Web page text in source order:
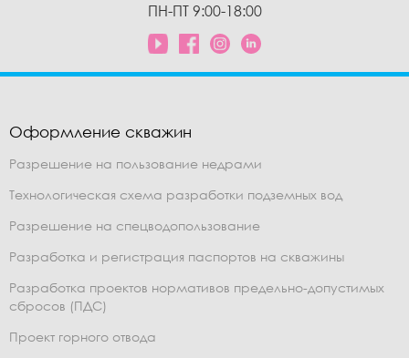
ПН-ПТ 9:00-18:00
Оформление скважин
Разрешение на пользование недрами
Технологическая схема разработки подземных вод
Разрешение на спецводопользование
Разработка и регистрация паспортов на скважины
Разработка проектов нормативов предельно-допустимых
сбросов (ПДС)
Проект горного отвода